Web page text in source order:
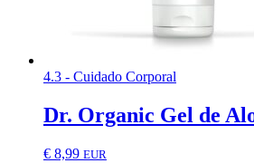
4.3 - Cuidado Corporal
Dr. Organic Gel de
€ 8,99 EUR